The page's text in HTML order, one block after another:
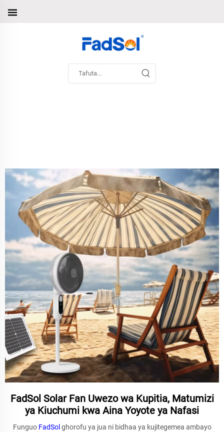
FadSol Solar Fan Uwezo wa Kupitia, Matumizi
ya Kiuchumi kwa Aina Yoyote ya Nafasi
Funguo FadSol ghorofu ya jua ni bidhaa ya kujitegemea ambayo